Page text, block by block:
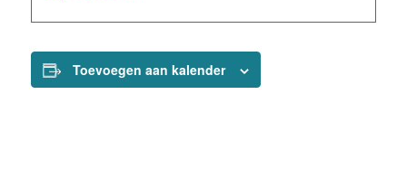
Toevoegen aan kalender